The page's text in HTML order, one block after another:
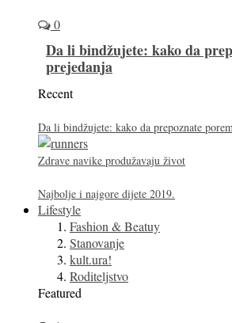
0
Da li bindžujete: kako da
prejedanja
Recent
Da li bindžujete: kako da prepoznate
Zdrave navike produžavaju život
Najbolje i najgore dijete 2019.
Lifestyle
Fashion & Beatuy
Stanovanje
kult.ura!
Roditeljstvo
Featured